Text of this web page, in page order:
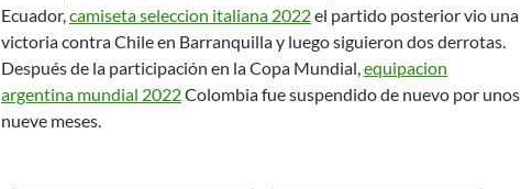
Ecuador,camiseta seleccion italiana 2022el partido posterior vio una
victoria contra Chile en Barranquilla y luego siguieron dos derrotas.
Después de la participación en la Copa Mundial,equipacion
argentina mundial 2022Colombia fue suspendido de nuevo por unos
nueve meses.